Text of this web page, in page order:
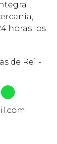
horas los
de Rei -